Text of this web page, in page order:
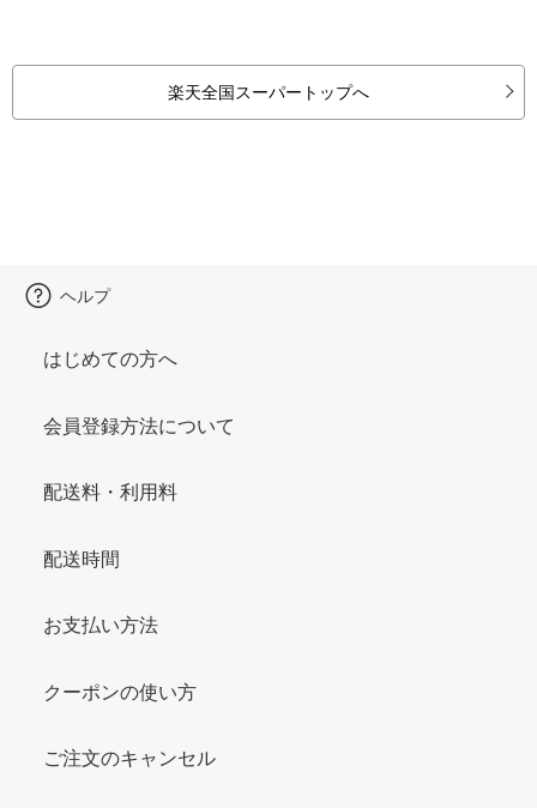
楽天全国スーパートップへ
ヘルプ
はじめての方へ
会員登録方法について
配送料・利用料
配送時間
お支払い方法
クーポンの使い方
ご注文のキャンセル